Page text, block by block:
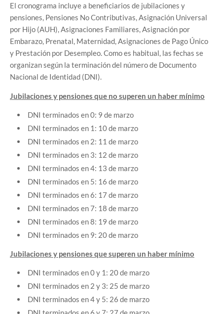
El cronograma incluye a beneficiarios de jubilaciones y
pensiones, Pensiones No Contributivas, Asignación Universal
por Hijo (AUH), Asignaciones Familiares, Asignación por
Embarazo, Prenatal, Maternidad, Asignaciones de Pago Único
y Prestación por Desempleo. Como es habitual, las fechas se
organizan según la terminación del número de Documento
Nacional de Identidad (DNI).
Jubilaciones y pensiones que no superen un haber mínimo
DNI terminados en 0: 9 de marzo
DNI terminados en 1: 10 de marzo
DNI terminados en 2: 11 de marzo
DNI terminados en 3: 12 de marzo
DNI terminados en 4: 13 de marzo
DNI terminados en 5: 16 de marzo
DNI terminados en 6: 17 de marzo
DNI terminados en 7: 18 de marzo
DNI terminados en 8: 19 de marzo
DNI terminados en 9: 20 de marzo
Jubilaciones y pensiones que superen un haber mínimo
DNI terminados en 0 y 1: 20 de marzo
DNI terminados en 2 y 3: 25 de marzo
DNI terminados en 4 y 5: 26 de marzo